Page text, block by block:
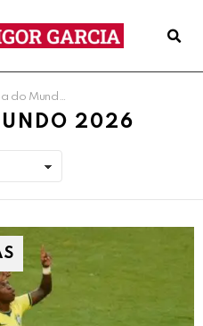
Mundo 2026
2026